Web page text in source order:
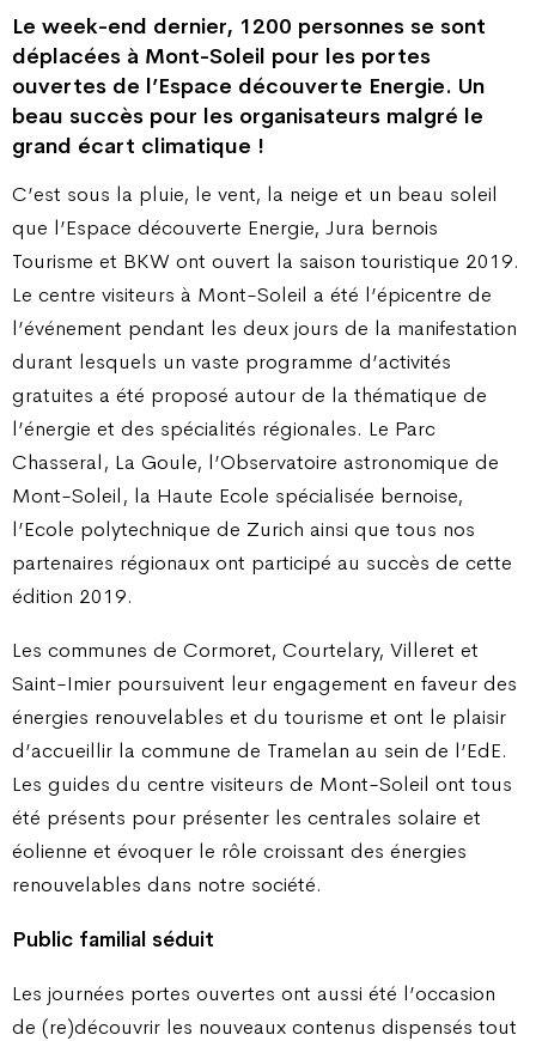
Le week-end dernier, 1200 personnes se sont
déplacées à Mont-Soleil pour les portes
ouvertes de l’Espace découverte Energie. Un
beau succès pour les organisateurs malgré le
grand écart climatique !
C’est sous la pluie, le vent, la neige et un beau soleil
que l’Espace découverte Energie, Jura bernois
Tourisme et BKW ont ouvert la saison touristique 2019.
Le centre visiteurs à Mont-Soleil a été l’épicentre de
l’événement pendant les deux jours de la manifestation
durant lesquels un vaste programme d’activités
gratuites a été proposé autour de la thématique de
l’énergie et des spécialités régionales. Le Parc
Chasseral, La Goule, l’Observatoire astronomique de
Mont-Soleil, la Haute Ecole spécialisée bernoise,
l’Ecole polytechnique de Zurich ainsi que tous nos
partenaires régionaux ont participé au succès de cette
édition 2019.
Les communes de Cormoret, Courtelary, Villeret et
Saint-Imier poursuivent leur engagement en faveur des
énergies renouvelables et du tourisme et ont le plaisir
d’accueillir la commune de Tramelan au sein de l’EdE.
Les guides du centre visiteurs de Mont-Soleil ont tous
été présents pour présenter les centrales solaire et
éolienne et évoquer le rôle croissant des énergies
renouvelables dans notre société.
Public familial séduit
Les journées portes ouvertes ont aussi été l’occasion
de (re)découvrir les nouveaux contenus dispensés tout